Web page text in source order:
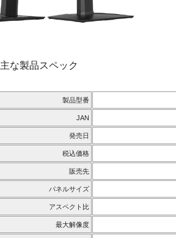
主な製品スペック
製品型番
JAN
発売日
税込価格
販売先
パネルサイズ
アスペクト比
最大解像度